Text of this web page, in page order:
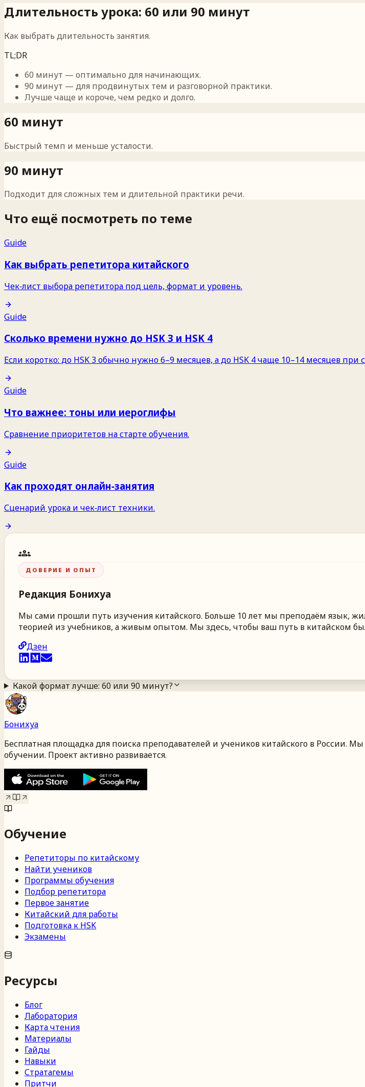
Длительность урока: 60 или 90 минут
Как выбрать длительность занятия.
TL;DR
60 минут — оптимально для начинающих.
90 минут — для продвинутых тем и разговорной практики.
Лучше чаще и короче, чем редко и долго.
60 минут
Быстрый темп и меньше усталости.
90 минут
Подходит для сложных тем и длительной практики речи.
Что ещё посмотреть по теме
Guide
Как выбрать репетитора китайского
Чек‑лист выбора репетитора под цель, формат и уровень.
Guide
Сколько времени нужно до HSK 3 и HSK 4
Если коротко: до HSK 3 обычно нужно 6–9 месяцев, а до HSK 4 чаще 10–14 месяцев
Guide
Что важнее: тоны или иероглифы
Сравнение приоритетов на старте обучения.
Guide
Как проходят онлайн‑занятия
Сценарий урока и чек‑лист техники.
groups
ДОВЕРИЕ И ОПЫТ
Редакция Бонихуа
Мы сами прошли путь изучения китайского. Больше 10 лет мы преподаём язык,
теорией из учебников, а живым опытом. Мы здесь, чтобы ваш путь в китайском
Дзен
Какой формат лучше: 60 или 90 минут?
Бонихуа
Бесплатная площадка для поиска преподавателей и учеников китайского в России. Мы
обучении. Проект активно развивается.
Обучение
Репетиторы по китайскому
Найти учеников
Программы обучения
Подбор репетитора
Первое занятие
Китайский для работы
Подготовка к HSK
Экзамены
Ресурсы
Блог
Лаборатория
Карта чтения
Материалы
Гайды
Навыки
Стратагемы
Притчи